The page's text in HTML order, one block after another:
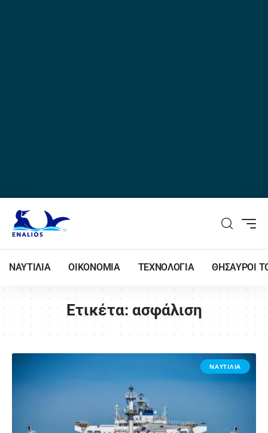
ΝΑΥΤΙΛΙΑ ΟΙΚΟΝΟΜΙΑ ΤΕΧΝΟΛΟΓΙΑ ΘΗΣΑΥΡΟΙ
Ετικέτα:ασφάλιση
ΝΑΥΤΙΛΙΑ